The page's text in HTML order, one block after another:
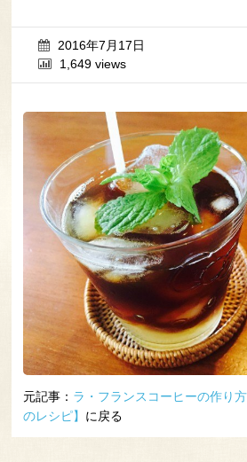
2016年7月17日
1,649 views
元記事： ラ・フランスコーヒーの作り
のレシピ】 に戻る